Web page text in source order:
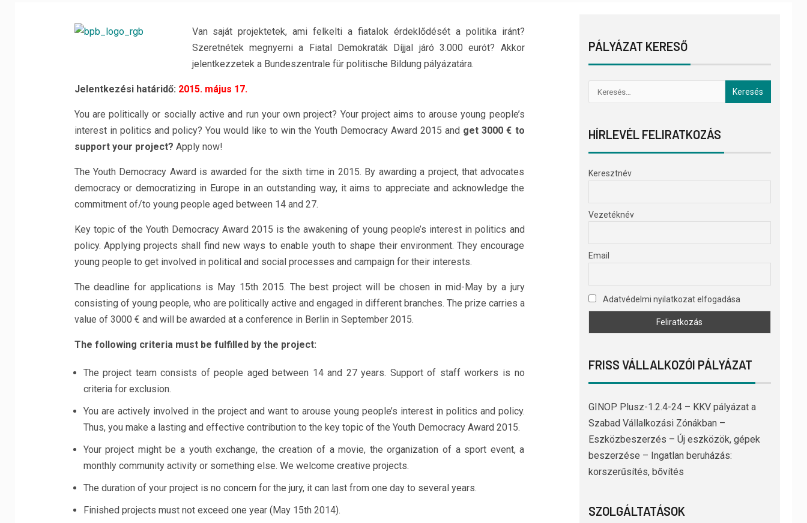
Van saját projektetek, ami felkelti a fiatalok érdeklődését a politika iránt?
Szeretnétek megnyerni a Fiatal Demokraták Díjjal járó 3.000 eurót? Akkor
jelentkezzetek a Bundeszentrale für politische Bildung pályázatára.
Jelentkezési határidő: 2015. május 17.
You are politically or socially active and run your own project? Your project aims to arouse young people’s
interest in politics and policy? You would like to win the Youth Democracy Award 2015 and get 3000 € to
support your project? Apply now!
The Youth Democracy Award is awarded for the sixth time in 2015. By awarding a project, that advocates
democracy or democratizing in Europe in an outstanding way, it aims to appreciate and acknowledge the
commitment of/to young people aged between 14 and 27.
Key topic of the Youth Democracy Award 2015 is the awakening of young people’s interest in politics and
policy. Applying projects shall find new ways to enable youth to shape their environment. They encourage
young people to get involved in political and social processes and campaign for their interests.
The deadline for applications is May 15th 2015. The best project will be chosen in mid-May by a jury
consisting of young people, who are politically active and engaged in different branches. The prize carries a
value of 3000 € and will be awarded at a conference in Berlin in September 2015.
The following criteria must be fulfilled by the project:
The project team consists of people aged between 14 and 27 years. Support of staff workers is no
criteria for exclusion.
You are actively involved in the project and want to arouse young people’s interest in politics and policy.
Thus, you make a lasting and effective contribution to the key topic of the Youth Democracy Award 2015.
Your project might be a youth exchange, the creation of a movie, the organization of a sport event, a
monthly community activity or something else. We welcome creative projects.
The duration of your project is no concern for the jury, it can last from one day to several years.
Finished projects must not exceed one year (May 15th 2014).
PÁLYÁZAT KERESŐ
HÍRLEVÉL FELIRATKOZÁS
Keresztnév
Vezetéknév
Email
Adatvédelmi nyilatkozat elfogadása
FRISS VÁLLALKOZÓI PÁLYÁZAT
GINOP Plusz-1.2.4-24 – KKV pályázat a
Szabad Vállalkozási Zónákban –
Eszközbeszerzés – Új eszközök, gépek
beszerzése – Ingatlan beruházás:
korszerűsítés, bővítés
SZOLGÁLTATÁSOK